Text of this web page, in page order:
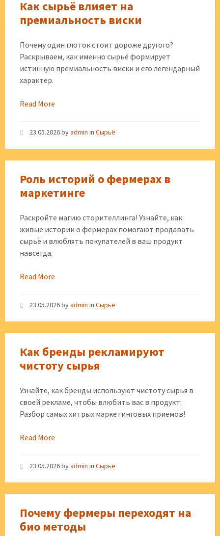
Как сырьё влияет на
премиальность виски
Почему один глоток стоит дороже другого?
Раскрываем, как именно сырьё формирует
истинную премиальность виски и его легендарный
характер.
Read More
23.05.2026byadmin in Сырьё
Роль историй о фермерах в
маркетинге
Раскройте магию сторителлинга! Узнайте, как
живые истории о фермерах помогают продавать
сырьё и влюблять покупателей в ваш продукт
навсегда.
Read More
23.05.2026byadmin in Сырьё
Как бренды рекламируют
чистоту сырья
Узнайте, как бренды используют чистоту сырья в
своей рекламе, чтобы влюбить вас в продукт.
Разбор самых хитрых маркетинговых приемов!
Read More
23.05.2026byadmin in Сырьё
Почему фермеры переходят на
био методы